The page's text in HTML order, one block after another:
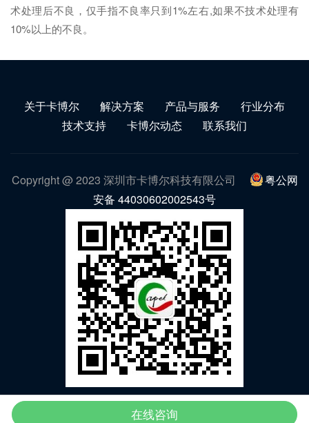
术处理后不良，仅手指不良率只到1%左右,如果不技术处理有
10%以上的不良。
关于卡博尔 解决方案 产品与服务
行业分布
技术支持
卡博尔动态 联系我们
Copyright @ 2023 深圳市卡博尔科技有限公司
粤公网
安备 44030602002543号
微信公众号
在线咨询